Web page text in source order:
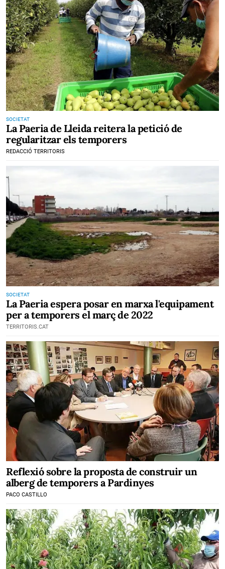
SOCIETAT
La Paeria de Lleida reitera la petició de
regularitzar els temporers
REDACCIÓ TERRITORIS
SOCIETAT
La Paeria espera posar en marxa l'equipament
per a temporers el març de 2022
TERRITORIS.CAT
Reflexió sobre la proposta de construir un
alberg de temporers a Pardinyes
PACO CASTILLO